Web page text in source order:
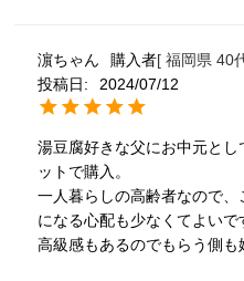
濵ちゃん 購入者 福岡県 40
投稿日
2024/07/12
湯豆腐好きな父にお中元と
ットで購入。
一人暮らしの高齢者なので
になる心配も少なくてよいで
高級感もあるのでもらう側も